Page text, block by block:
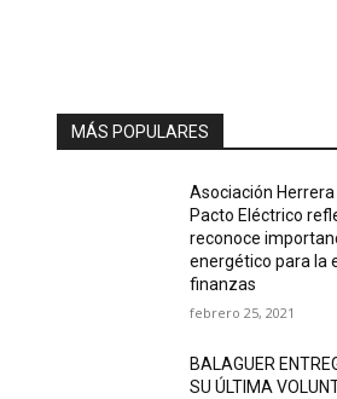
MÁS POPULARES
Asociación
Pacto Eléctrico
reconoce
energético para la
finanzas
febrero 25, 2021
BALAGUER
SU ÚLTIMA